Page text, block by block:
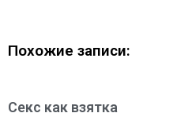
Похожие записи:
Секс как взятка